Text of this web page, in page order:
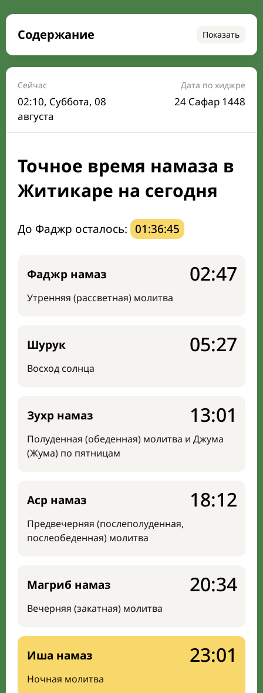
Содержание Показать
Время намаза на сегодня
Расписание на месяц
Время Сухура и Ифтара на сегодня
Календарь рамадана
Направление киблы
Сейчас
02:10, Суббота, 08
августа
Дата по хиджре
24 Сафар 1448
Точное время намаза в
Житикаре на сегодня
До Фаджр осталось: 01:36:44
Фаджр намаз
Утренняя (рассветная) молитва
02:47
Шурук
Восход солнца
05:27
Зухр намаз
Полуденная (обеденная) молитва и Джума
(Жума) по пятницам
13:01
Аср намаз
Предвечерняя (послеполуденная,
послеобеденная) молитва
18:12
Магриб намаз
Вечерняя (закатная) молитва
20:34
Иша намаз
Ночная молитва
23:01